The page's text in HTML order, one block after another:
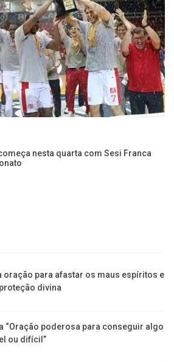
nesta quarta com Sesi Franca
oração para afastar os maus espíritos e
divina
“Oração poderosa para conseguir algo
ou difícil”